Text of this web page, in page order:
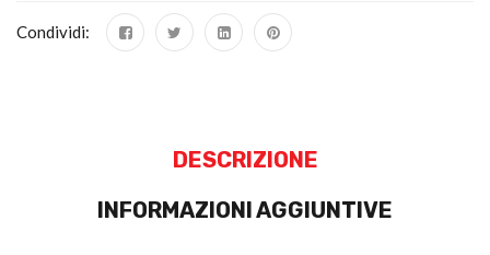
Condividi:
DESCRIZIONE
INFORMAZIONI AGGIUNTIVE